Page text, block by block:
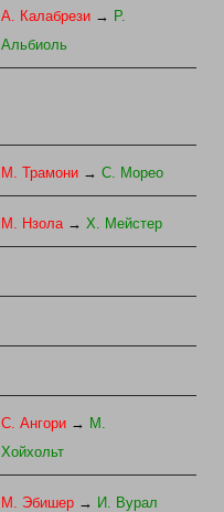
А. Калабрези → Р.
Альбиоль
М. Трамони → С. Морео
М. Нзола → Х. Мейстер
С. Ангори → М.
Хойхольт
М. Эбишер → И. Вурал